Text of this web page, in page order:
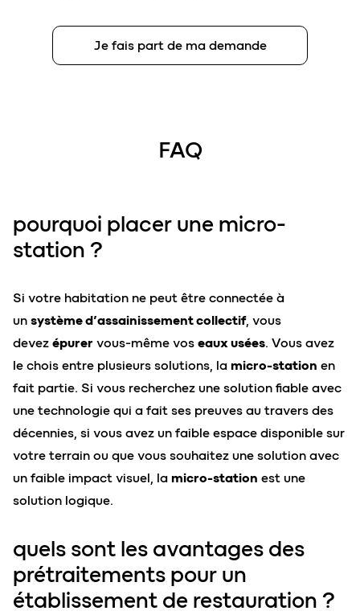
Je fais part de ma demande
FAQ
pourquoi placer une micro-
station ?
Si votre habitation ne peut être connectée à
un système d’assainissement collectif, vous
devez épurer vous-même vos eaux usées. Vous avez
le chois entre plusieurs solutions, la micro-station en
fait partie. Si vous recherchez une solution fiable avec
une technologie qui a fait ses preuves au travers des
décennies, si vous avez un faible espace disponible sur
votre terrain ou que vous souhaitez une solution avec
un faible impact visuel, la micro-station est une
solution logique.
quels sont les avantages des
prétraitements pour un
établissement de restauration ?